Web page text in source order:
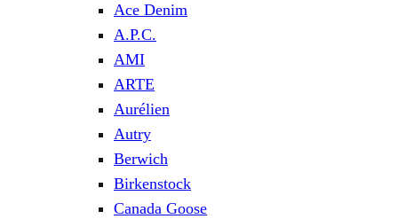
Ace Denim
A.P.C.
AMI
ARTE
Aurélien
Autry
Berwich
Birkenstock
Canada Goose